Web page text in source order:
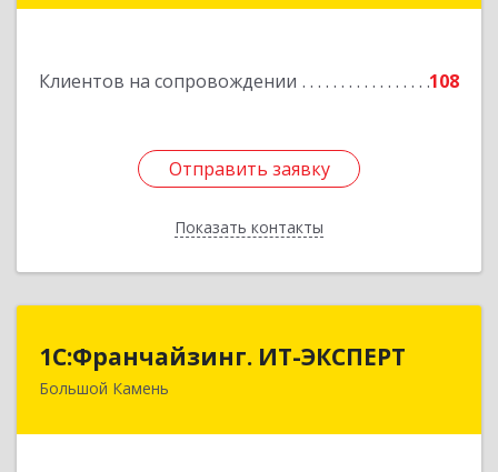
Клиентов на сопровождении 108
Отправить заявку
Показать контакты
Отправить заявку
Назад
1С:Франчайзинг. ИТ-ЭКСПЕРТ
Большой Камень
1С:Франчайзинг. ИТ-ЭКСПЕРТ
692806, Приморский край, Большой Камень г,